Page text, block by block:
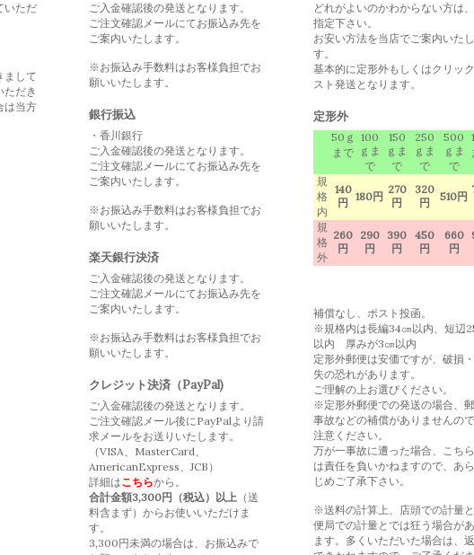
いただ
まして
ただき
は当方
ご入金確認後の発送となります。
ご注文確認メールにてお振込み先を
ご案内いたします。
※お振込み手数料はお客様負担でお
願いいたします。
銀行振込
・香川銀行
ご入金確認後の発送となります。
ご注文確認メールにてお振込み先を
ご案内いたします。
※お振込み手数料はお客様負担でお
願いいたします。
楽天銀行決済
ご入金確認後の発送となります。
ご注文確認メールにてお振込み先を
ご案内いたします。
※お振込み手数料はお客様負担でお
願いいたします。
クレジット決済（PayPal)
ご入金確認後の発送となります。
ご注文確認メール後にPayPalより請
求メールをお送りいたします。
（VISA、MasterCard、
AmericanExpress、JCB）
詳細はこちらから。
合計金額3,300円（税込）以上 （送
料含まず）からお使いいただけま
す。
3,300円未満の場合は、お振込みで
どれがよいのかわからない方は
指定下さい。
お安い方法を当店でご案内いた
す。
基本的に定形外もしくはクリッ
スト発送となります。
定形外
50ｇ
まで
100
ｇま
で
150
ｇま
で
250
ｇま
で
500
ｇま
で
規
格
内
140
円 180円
270
円
320
円
510円
規
格
外
260
円
290
円
390
円
450
円
660
円
補償なし、ポスト投函。
※規格内は長編34㎝以内、短辺
以内 厚みが3㎝以内
定形外郵便は安価ですが、破損
失の恐れがあります。
ご理解の上お選びください。
※定形外郵便での発送の場合、
事故などの補償がありませんの
注意ください。
万が一事故に遭った場合、こち
は責任を負いかねますので、あ
じめご了承下さい。
※送料の計算上、店頭での計量
便局での計量とでは狂う場合が
ます。多くいただいた場合は、